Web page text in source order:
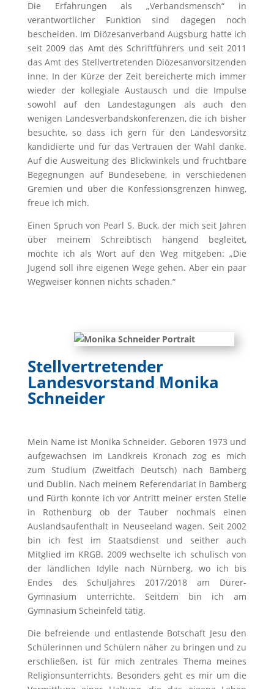
Die Erfahrungen als „Verbandsmensch“ in
verantwortlicher Funktion sind dagegen noch
bescheiden. Im Diözesanverband Augsburg hatte ich
seit 2009 das Amt des Schriftführers und seit 2011
das Amt des Stellvertretenden Diözesanvorsitzenden
inne. In der Kürze der Zeit bereicherte mich immer
wieder der kollegiale Austausch und die Impulse
sowohl auf den Landestagungen als auch den
wenigen Landesverbandskonferenzen, die ich bisher
besuchte, so dass ich gern für den Landesvorsitz
kandidierte und für das Vertrauen der Wahl danke.
Auf die Ausweitung des Blickwinkels und fruchtbare
Begegnungen auf Bundesebene, in verschiedenen
Gremien und über die Konfessionsgrenzen hinweg,
freue ich mich.
Einen Spruch von Pearl S. Buck, der mich seit Jahren
über meinem Schreibtisch hängend begleitet,
möchte ich als Wort auf den Weg mitgeben: „Die
Jugend soll ihre eigenen Wege gehen. Aber ein paar
Wegweiser können nichts schaden.“
Stellvertretender
Landesvorstand Monika
Schneider
Mein Name ist Monika Schneider. Geboren 1973 und
aufgewachsen im Landkreis Kronach zog es mich
zum Studium (Zweitfach Deutsch) nach Bamberg
und Dublin. Nach meinem Referendariat in Bamberg
und Fürth konnte ich vor Antritt meiner ersten Stelle
in Rothenburg ob der Tauber nochmals einen
Auslandsaufenthalt in Neuseeland wagen. Seit 2002
bin ich fest im Staatsdienst und seither auch
Mitglied im KRGB. 2009 wechselte ich schulisch von
der ländlichen Idylle nach Nürnberg, wo ich bis
Endes des Schuljahres 2017/2018 am Dürer-
Gymnasium unterrichte. Seitdem bin ich am
Gymnasium Scheinfeld tätig.
Die befreiende und entlastende Botschaft Jesu den
Schülerinnen und Schülern näher zu bringen und zu
erschließen, ist für mich zentrales Thema meines
Religionsunterrichts. Besonders geht es mir um die